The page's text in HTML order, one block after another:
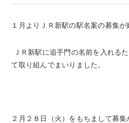
１月よりＪＲ新駅の駅名案の募集が
ＪＲ新駅に追手門の名前を入れる
て取り組んでまいりました。
２月２８日（火）をもちまして募